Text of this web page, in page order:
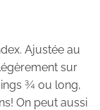
Ajustée au
sur
¾ ou long,
On peut aussi